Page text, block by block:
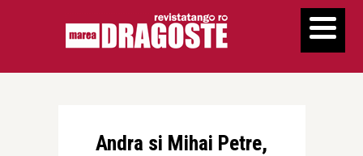
Andra si Mihai Petre,